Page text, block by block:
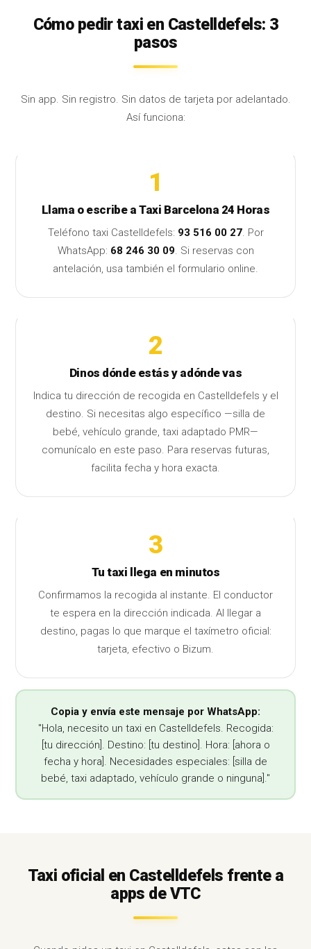
Cómo pedir taxi en Castelldefels: 3
pasos
Sin app. Sin registro. Sin datos de tarjeta por adelantado.
Así funciona:
1
Llama o escribe a Taxi Barcelona 24 Horas
Teléfono taxi Castelldefels: 93 516 00 27. Por
WhatsApp: 68 246 30 09. Si reservas con
antelación, usa también el formulario online.
2
Dinos dónde estás y adónde vas
Indica tu dirección de recogida en Castelldefels y el
destino. Si necesitas algo específico —silla de
bebé, vehículo grande, taxi adaptado PMR—
comunícalo en este paso. Para reservas futuras,
facilita fecha y hora exacta.
3
Tu taxi llega en minutos
Confirmamos la recogida al instante. El conductor
te espera en la dirección indicada. Al llegar a
destino, pagas lo que marque el taxímetro oficial:
tarjeta, efectivo o Bizum.
Copia y envía este mensaje por WhatsApp:
"Hola, necesito un taxi en Castelldefels. Recogida:
[tu dirección]. Destino: [tu destino]. Hora: [ahora o
fecha y hora]. Necesidades especiales: [silla de
bebé, taxi adaptado, vehículo grande o ninguna]."
Taxi oficial en Castelldefels frente a
apps de VTC